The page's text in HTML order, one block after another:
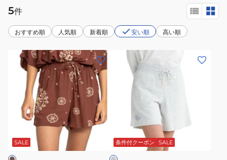
5件
おすすめ順 人気順 新着順 安い順 高い順
ス)LEKEITIO
BREAK
PRINTED
シ
SALE
ス)VACANCES
ェ
ッ
条件付クーポン SALE
グ
レ
ー